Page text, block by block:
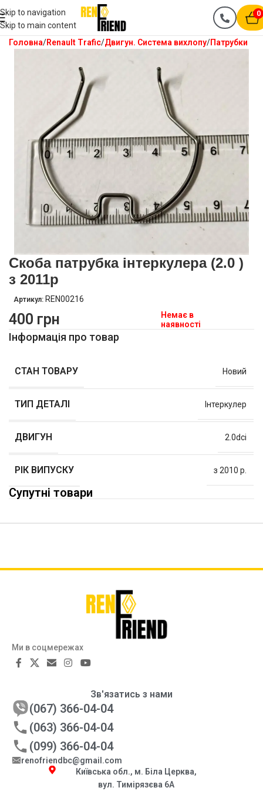
Skip to navigation
Skip to main content
0
Головна Renault Trafic Двигун. Система вихлопу Патрубки
Скоба патрубка інтеркулера (2.0 )
з 2011р
Артикул: REN00216
400 грн
Немає в
наявності
Інформація про товар
СТАН ТОВАРУ Новий
ТИП ДЕТАЛІ Інтеркулер
ДВИГУН 2.0dci
РІК ВИПУСКУ з 2010 р.
Супутні товари
Ми в соцмережах
Зв'язатись з нами
(067) 366-04-04
(063) 366-04-04
(099) 366-04-04
renofriendbc@gmail.com
Київська обл., м. Біла Церква,
вул. Тимірязєва 6А